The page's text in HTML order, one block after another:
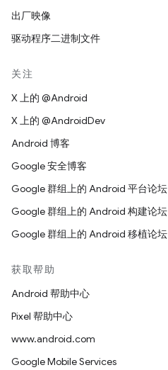
出厂映像
驱动程序二进制文件
关注
X 上的 @Android
X 上的 @AndroidDev
Android 博客
Google 安全博客
Google 群组上的 Android 平台论坛
Google 群组上的 Android 构建论坛
Google 群组上的 Android 移植论坛
获取帮助
Android 帮助中心
Pixel 帮助中心
www.android.com
Google Mobile Services